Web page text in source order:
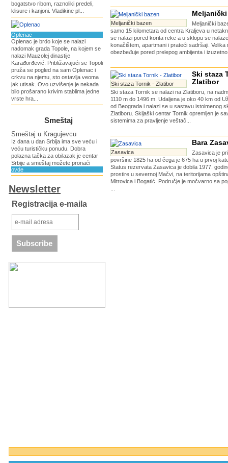
bogatstvo ribom, raznoliki predeli,
klisure i kanjoni. Vladikine pl...
Oplenac
Oplenac je brdo koje se nalazi
nadomak grada Topole, na kojem se
nalazi Mauzolej dinastije
Karađorđević. Približavajući se Topoli
pruža se pogled na sam Oplenac i
crkvu na njemu, sto ostavlja veoma
jak utisak. Ovo uzvišenje je nekada
bilo prošarano krivim stablima jedne
vrste hra...
Smeštaj
Smeštaj u Kragujevcu
Iz dana u dan Srbija ima sve veću i
veću turističku ponudu. Dobra
polazna tačka za obilazak je centar
Srbije a smeštaj možete pronaći
ovde
Newsletter
Registracija e-maila
Meljanički bazen
Meljanički
samo 15 kilometara od centra Kraljeva u
se nalazi pored korita reke a u sklopu se
konačištem, apartmani i prateći sadršaji. Velika
obezbeđuje pored prelepog ambijenta i
Ski staza Tornik - Zlatibor
Ski staza
Zlatibor
Ski staza Tornik se nalazi na Zlatiboru, na
1110 m do 1496 m. Udaljena je oko 40 km od
od Beograda i nalazi se u sastavu istoimenog
Zlatiboru. Skijaški centar Tornik opremljen je
sistemima za pravljenje veštač...
Zasavica
Bara
Zasavica je
površine 1825 ha od čega je 675 ha u prvoj
Status rezervata Zasavica je dobila 1977.
prostire u severnoj Mačvi, na teritorijama
Mitrovica i Bogatić. Područje je močvarno sa